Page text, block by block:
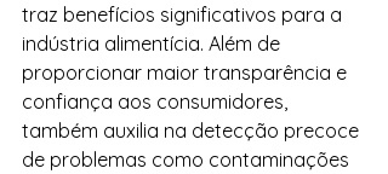
traz benefícios significativos para a
indústria alimentícia. Além de
proporcionar maior transparência e
confiança aos consumidores,
também auxilia na detecção precoce
de problemas como contaminações